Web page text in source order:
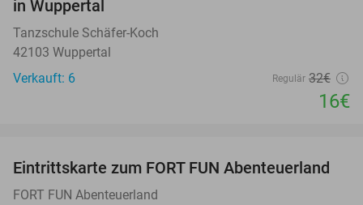
in Wuppertal
Tanzschule Schäfer-Koch
42103 Wuppertal
Verkauft: 6
Regulär 32€
16€
32%
Eintrittskarte zum FORT FUN Abenteuerland
FORT FUN Abenteuerland